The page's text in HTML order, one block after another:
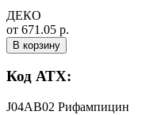
ДЕКО
от 671.05 р.
В корзину
Код АТХ:
J04AB02 Рифампицин